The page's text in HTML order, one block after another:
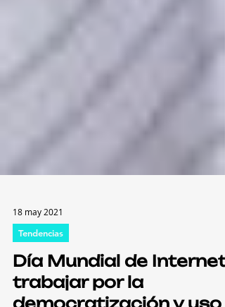
Tendencias
Día Mundial de Internet: